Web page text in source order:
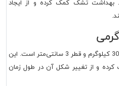
تشک کمک کرده و از ایجاد
این تشک دارای قاب اسفنجی با وزن 30 کیلوگرم و قطر 3 سانتی‌متر است. این
و از تغییر شکل آن در طول زمان